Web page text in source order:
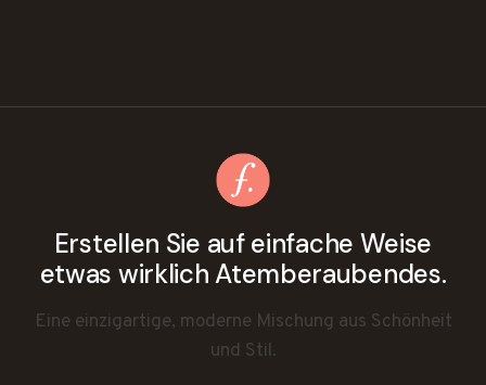
Erstellen Sie auf einfache Weise
etwas wirklich Atemberaubendes.
Eine einzigartige, moderne Mischung aus Schönheit
und Stil.